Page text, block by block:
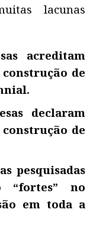
lacunas
acreditam
construção de
declaram
construção de
pesquisadas
“fortes” no
em toda a